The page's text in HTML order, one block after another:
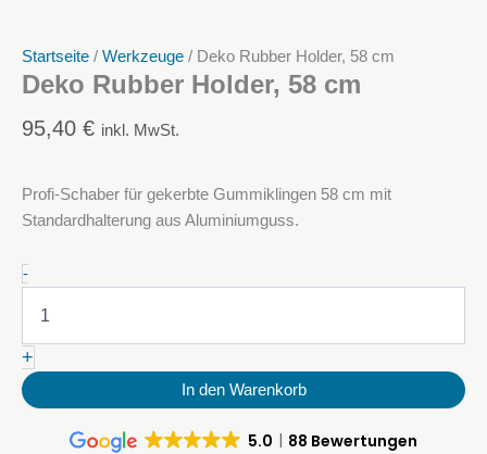
Startseite / Werkzeuge / Deko Rubber Holder, 58 cm
Deko Rubber Holder, 58 cm
95,40 € inkl. MwSt.
Profi-Schaber für gekerbte Gummiklingen 58 cm mit
Standardhalterung aus Aluminiumguss.
-Deko
Rubber
Holder,
cm
Menge
+
In den Warenkorb
5.0 88 Bewertungen